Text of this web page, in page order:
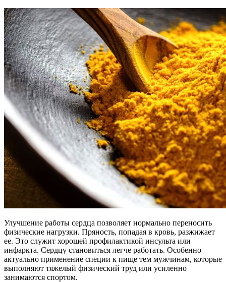
Улучшение работы сердца позволяет нормально переносить
физические нагрузки. Пряность, попадая в кровь, разжижает
ее. Это служит хорошей профилактикой инсульта или
инфаркта. Сердцу становиться легче работать. Особенно
актуально применение специи к пище тем мужчинам, которые
выполняют тяжелый физический труд или усиленно
занимаются спортом.